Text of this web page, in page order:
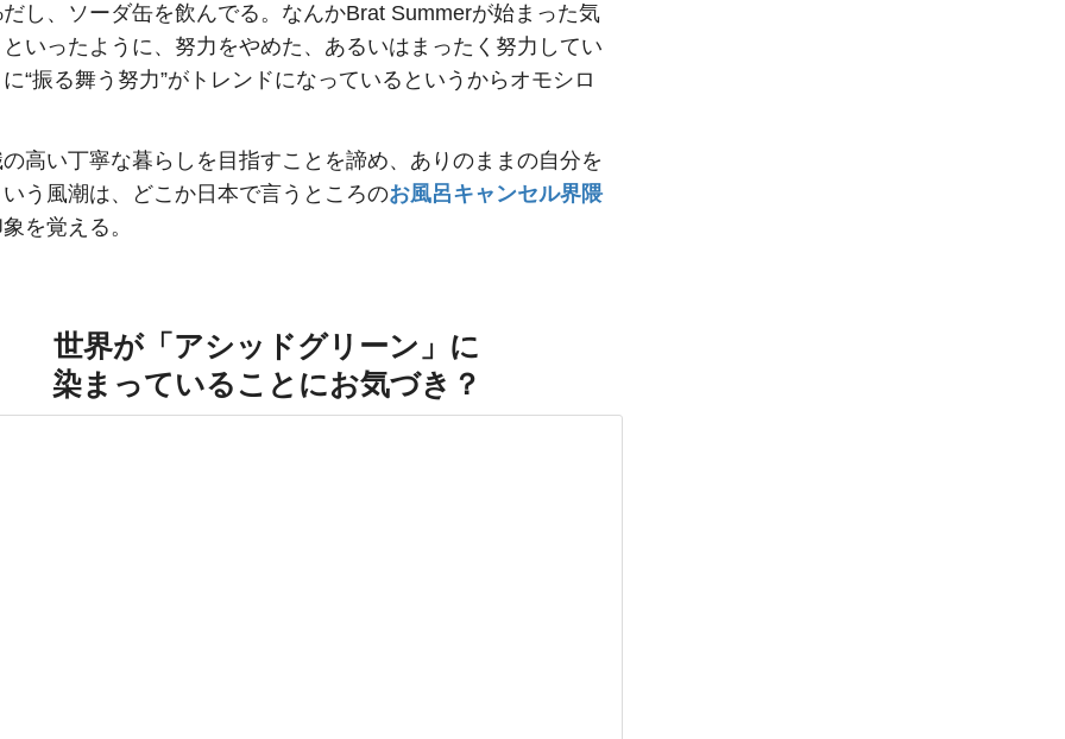
し、ソーダ缶を飲んでる。なんかBrat Summerが始まった気
いったように、努力をやめた、あるいはまったく努力してい
“振る舞う努力”がトレンドになっているというからオモシロ
高い丁寧な暮らしを目指すことを諦め、ありのままの自分を
う風潮は、どこか日本で言うところのお風呂キャンセル界隈
を覚える。
世界が「アシッドグリーン」に
染まっていることにお気づき？